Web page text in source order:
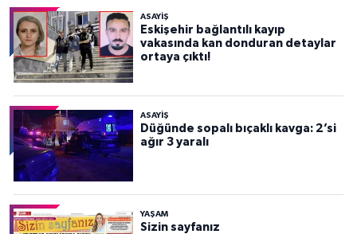
ASAYİŞ
Eskişehir bağlantılı kayıp
vakasında kan donduran detaylar
ortaya çıktı!
ASAYİŞ
Düğünde sopalı bıçaklı kavga: 2’si
ağır 3 yaralı
YAŞAM
Sizin sayfanız